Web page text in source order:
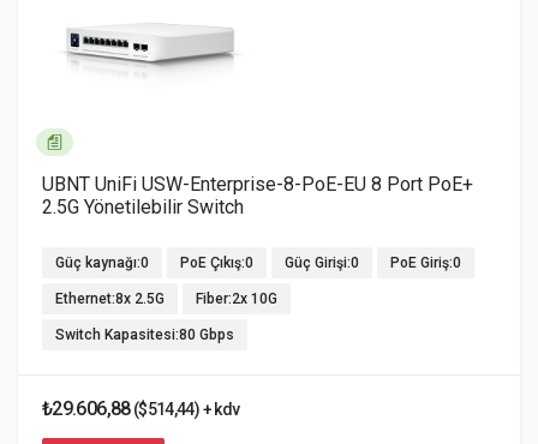
UBNT UniFi USW-Enterprise-8-PoE-EU 8 Port PoE+
2.5G Yönetilebilir Switch
Güç kaynağı:0 PoE Çıkış:0 Güç Girişi:0 PoE Giriş:0
Ethernet:8x 2.5G Fiber:2x 10G
Switch Kapasitesi:80 Gbps
₺29.606,88($514,44) + kdv